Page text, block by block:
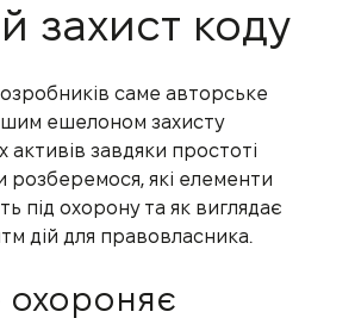
захист коду
саме авторське
ешелоном захисту
активів завдяки простоті
які елементи
під охорону та як виглядає
дій для правовласника.